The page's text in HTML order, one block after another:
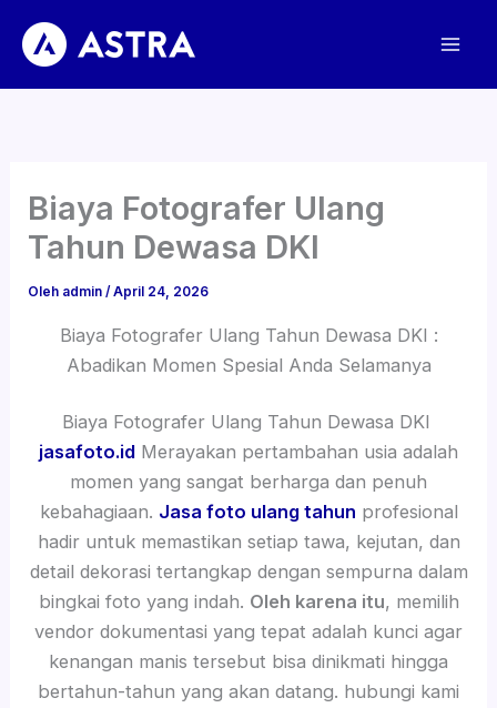
konten
Biaya Fotografer Ulang
Tahun Dewasa DKI
Oleh admin/April 24, 2026
Biaya Fotografer Ulang Tahun Dewasa DKI :
Abadikan Momen Spesial Anda Selamanya
Biaya Fotografer Ulang Tahun Dewasa DKI
jasafoto.id Merayakan pertambahan usia adalah
momen yang sangat berharga dan penuh
kebahagiaan. Jasa foto ulang tahun profesional
hadir untuk memastikan setiap tawa, kejutan, dan
detail dekorasi tertangkap dengan sempurna dalam
bingkai foto yang indah. Oleh karena itu, memilih
vendor dokumentasi yang tepat adalah kunci agar
kenangan manis tersebut bisa dinikmati hingga
bertahun-tahun yang akan datang. hubungi kami